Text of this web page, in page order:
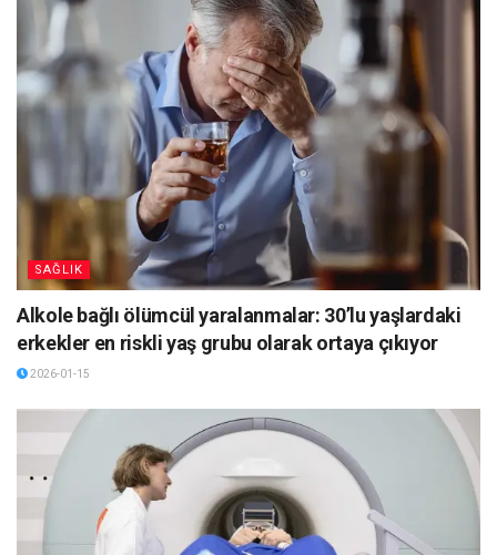
SAĞLIK
Alkole bağlı ölümcül yaralanmalar: 30’lu yaşlardaki
erkekler en riskli yaş grubu olarak ortaya çıkıyor
2026-01-15